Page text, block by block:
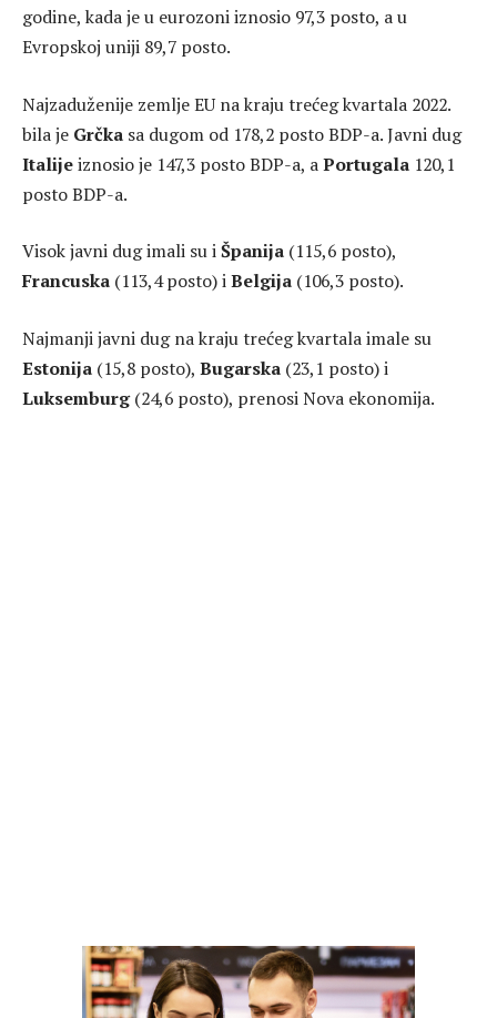
godine, kada je u eurozoni iznosio 97,3 posto, a u
Evropskoj uniji 89,7 posto.
Najzaduženije zemlje EU na kraju trećeg kvartala 2022.
bila je Grčka sa dugom od 178,2 posto BDP-a. Javni dug
Italijeiznosio je 147,3 posto BDP-a, aPortugala 120,1
posto BDP-a.
Visok javni dug imali su iŠpanija (115,6 posto),
Francuska (113,4 posto) iBelgija (106,3 posto).
Najmanji javni dug na kraju trećeg kvartala imale su
Estonija (15,8 posto), Bugarska (23,1 posto) i
Luksemburg(24,6 posto), prenosi Nova ekonomija.